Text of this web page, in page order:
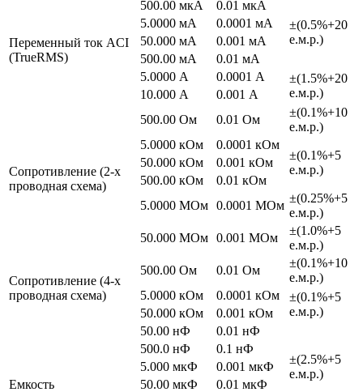
Переменный ток ACI
(TrueRMS)
500.00 мкА
0.01 мкА
±(0.5%+20
е.м.р.)
5.0000 мА
0.0001 мА
50.000 мА
0.001 мА
500.00 мА
0.01 мА
5.0000 А
0.0001 А
±(1.5%+20
е.м.р.)
10.000 А 0.001 А
Сопротивление (2-х
проводная схема)
500.00 Ом 0.01 Ом
±(0.1%+10
е.м.р.)
5.0000 кОм
0.0001 кОм
±(0.1%+5
е.м.р.)
50.000 кОм
0.001 кОм
500.00 кОм
0.01 кОм
5.0000 МОм 0.0001 МОм
±(0.25%+5
е.м.р.)
50.000 МОм 0.001 МОм
±(1.0%+5
е.м.р.)
Сопротивление (4-х
проводная схема)
500.00 Ом 0.01 Ом
±(0.1%+10
е.м.р.)
5.0000 кОм
0.0001 кОм
±(0.1%+5
е.м.р.)
50.000 кОм 0.001 кОм
Емкость
50.00 нФ 0.01 нФ
±(2.5%+5
е.м.р.)
500.0 нФ
0.1 нФ
5.000 мкФ
0.001 мкФ
50.00 мкФ
0.01 мкФ